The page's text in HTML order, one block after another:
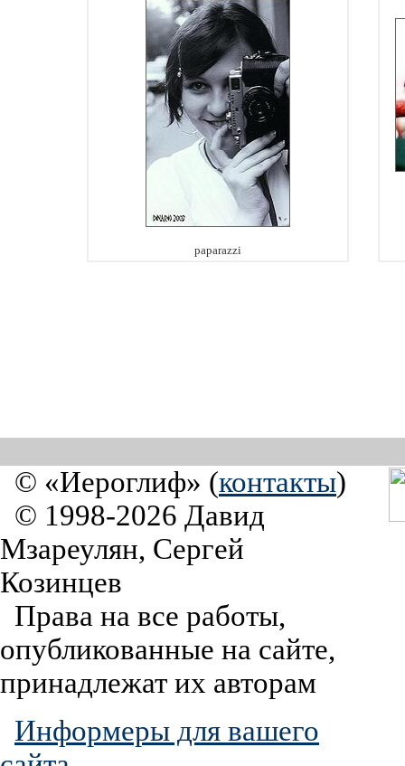
paparazzi
© «Иероглиф» (контакты)
© 1998-2026 Давид
Мзареулян, Сергей
Козинцев
Права на все работы,
опубликованные на сайте,
принадлежат их авторам
Информеры для вашего